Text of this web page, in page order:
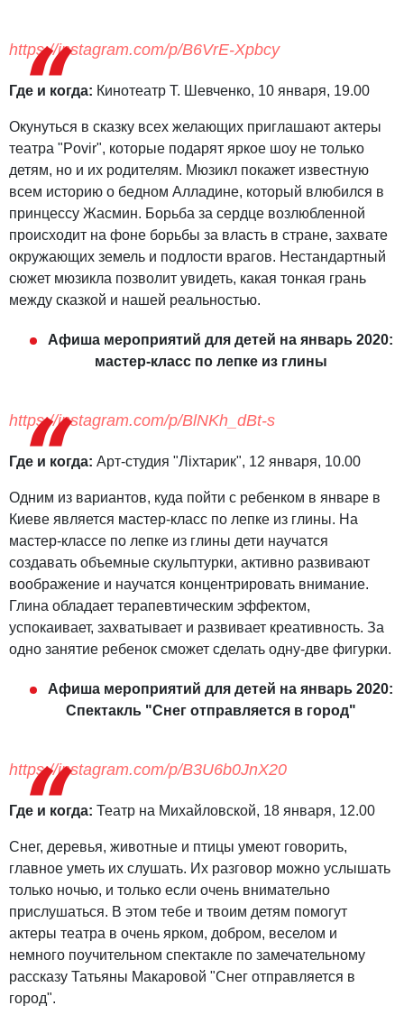
https://instagram.com/p/B6VrE-Xpbcy
Где и когда: Кинотеатр Т. Шевченко, 10 января, 19.00
Окунуться в сказку всех желающих приглашают актеры
театра "Povir", которые подарят яркое шоу не только
детям, но и их родителям. Мюзикл покажет известную
всем историю о бедном Алладине, который влюбился в
принцессу Жасмин. Борьба за сердце возлюбленной
происходит на фоне борьбы за власть в стране, захвате
окружающих земель и подлости врагов. Нестандартный
сюжет мюзикла позволит увидеть, какая тонкая грань
между сказкой и нашей реальностью.
Афиша мероприятий для детей на январь 2020:
мастер-класс по лепке из глины
https://instagram.com/p/BlNKh_dBt-s
Где и когда: Арт-студия "Ліхтарик", 12 января, 10.00
Одним из вариантов, куда пойти с ребенком в январе в
Киеве является мастер-класс по лепке из глины. На
мастер-классе по лепке из глины дети научатся
создавать объемные скульптурки, активно развивают
воображение и научатся концентрировать внимание.
Глина обладает терапевтическим эффектом,
успокаивает, захватывает и развивает креативность. За
одно занятие ребенок сможет сделать одну-две фигурки.
Афиша мероприятий для детей на январь 2020:
Спектакль "Снег отправляется в город"
https://instagram.com/p/B3U6b0JnX20
Где и когда: Театр на Михайловской, 18 января, 12.00
Снег, деревья, животные и птицы умеют говорить,
главное уметь их слушать. Их разговор можно услышать
только ночью, и только если очень внимательно
прислушаться. В этом тебе и твоим детям помогут
актеры театра в очень ярком, добром, веселом и
немного поучительном спектакле по замечательному
рассказу Татьяны Макаровой "Снег отправляется в
город".